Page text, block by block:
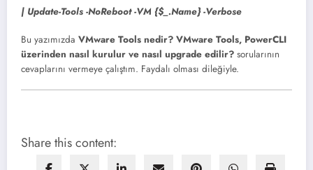
| Update-Tools -NoReboot -VM {$_.Name} -Verbose
Bu yazımızda VMware Tools nedir? VMware Tools, PowerCLI
üzerinden nasıl kurulur ve nasıl upgrade edilir? sorularının
cevaplarını vermeye çalıştım. Faydalı olması dileğiyle.
Share this content: